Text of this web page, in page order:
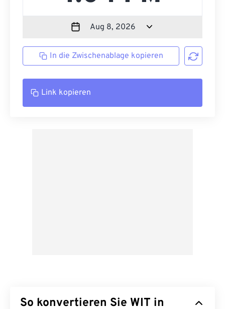
In die Zwischenablage kopieren
Link kopieren
So konvertieren Sie WIT in